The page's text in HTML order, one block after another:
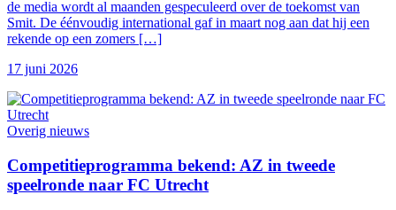
de media wordt al maanden gespeculeerd over de toekomst van
Smit. De éénvoudig international gaf in maart nog aan dat hij een
rekende op een zomers […]
17 juni 2026
Overig nieuws
Competitieprogramma bekend: AZ in tweede
speelronde naar FC Utrecht